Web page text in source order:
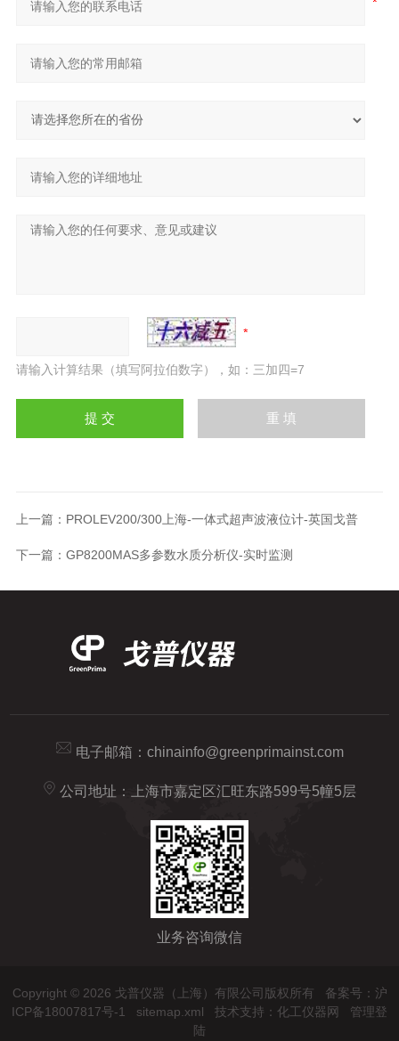
请输入计算结果（填写阿拉伯数字），如：三加四=7
上一篇： PROLEV200/300上海-一体式超声波液位计-英国戈普
下一篇： GP8200MAS多参数水质分析仪-实时监测
电子邮箱： chinainfo@greenprimainst.com
公司地址：上海市嘉定区汇旺东路599号5幢5层
业务咨询微信
Copyright © 2026 戈普仪器（上海）有限公司版权所有 备案号：沪
ICP备18007817号-1
sitemap.xml 技术支持： 化工仪器网
管理登
陆